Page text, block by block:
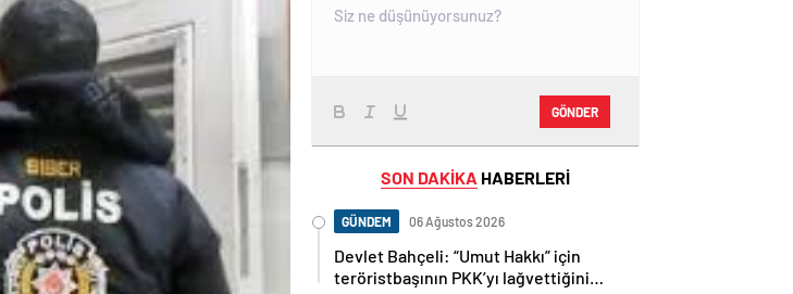
GÖNDER
SON DAKİKA HABERLERİ
GÜNDEM 06 Ağustos 2026
Devlet Bahçeli: “Umut Hakkı” için
teröristbaşının PKK’yı lağvettiğini